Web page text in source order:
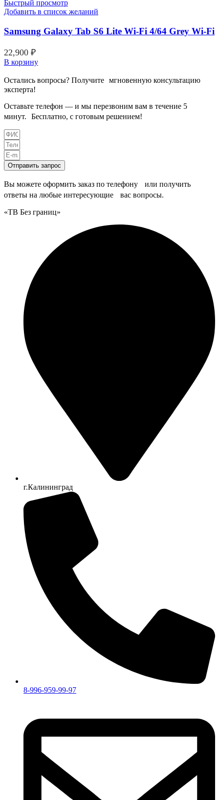
Быстрый просмотр
Добавить в список желаний
Samsung Galaxy Tab S6 Lite Wi-Fi 4/64 Grey Wi-Fi
22,900 ₽
В корзину
Остались вопросы? Получите мгновенную консультацию
эксперта!
Оставьте телефон — и мы перезвоним вам в течение 5
минут. Бесплатно, с готовым решением!
Отправить запрос
Вы можете оформить заказ по телефону или получить
ответы на любые интересующие вас вопросы.
«ТВ Без границ»
г.Калининград
8-996-959-99-97